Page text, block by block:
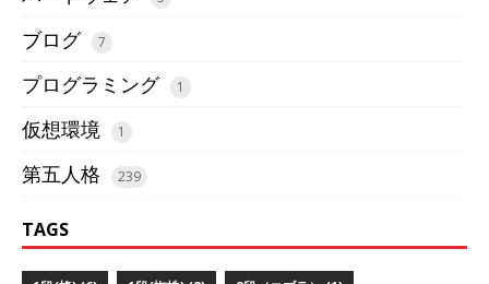
ブログ 7
プログラミング 1
仮想環境 1
第五人格 239
TAGS